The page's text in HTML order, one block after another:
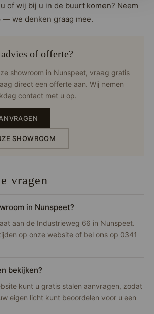
of wij bij u in de buurt komen? Neem
— we denken graag mee.
of offerte?
showroom in Nunspeet, vraag gratis
direct een offerte aan. Wij nemen
contact met u op.
SHOWROOM
vragen
in Nunspeet?
aan de Industrieweg 66 in Nunspeet.
op onze website of bel ons op 0341
bekijken?
kunt u gratis stalen aanvragen, zodat
eigen licht kunt beoordelen voor u een